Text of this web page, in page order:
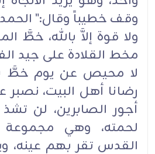
وقف خطيباً وقال:" الحمد
ولا قوة إلاَّ بالله، خطَّ
مخط القلادة على جيد
لا محيص عن يوم خطَّ
رضانا أهل البيت، نصبر
أجور الصابرين، لن
لحمته، وهي
القدس تقر بهم عينه،